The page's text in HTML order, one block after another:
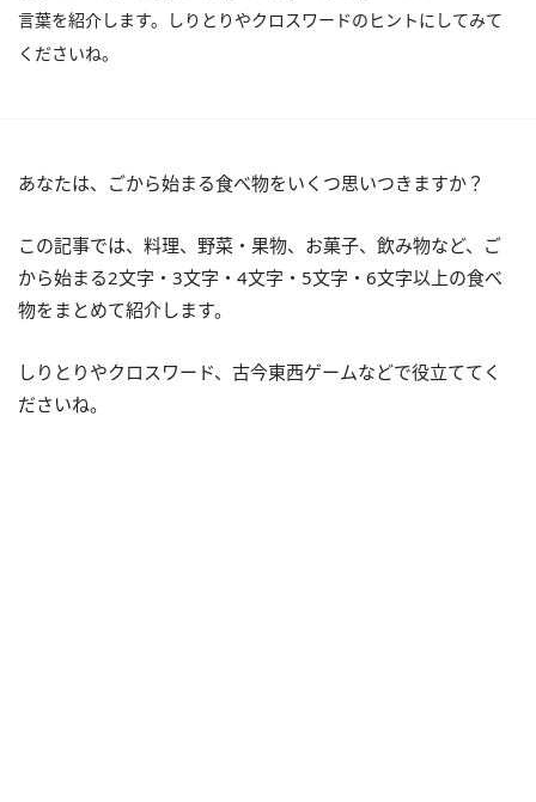
言葉を紹介します。しりとりやクロスワードのヒントにしてみて
くださいね。
あなたは、ごから始まる食べ物をいくつ思いつきますか？
この記事では、料理、野菜・果物、お菓子、飲み物など、ご
から始まる2文字・3文字・4文字・5文字・6文字以上の食べ
物をまとめて紹介します。
しりとりやクロスワード、古今東西ゲームなどで役立ててく
ださいね。